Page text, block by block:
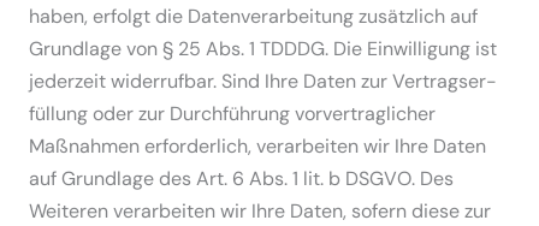
haben, erfolgt die Daten­ver­ar­beitung zusätzlich auf
Grundlage von § 25 Abs. 1 TDDDG. Die Einwil­ligung ist
jederzeit wider­rufbar. Sind Ihre Daten zur Vertrags­er­
füllung oder zur Durch­führung vorver­trag­licher
Maßnahmen erfor­derlich, verar­beiten wir Ihre Daten
auf Grundlage des Art. 6 Abs. 1 lit. b DSGVO. Des
Weiteren verar­beiten wir Ihre Daten, sofern diese zur